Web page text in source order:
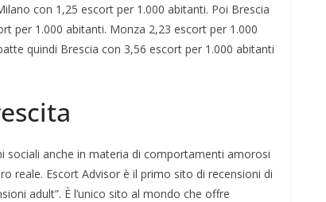
con 1,25 escort per 1.000 abitanti. Poi Brescia
per 1.000 abitanti. Monza 2,23 escort per 1.000
quindi Brescia con 3,56 escort per 1.000 abitanti
sociali anche in materia di comportamenti amorosi
reale. Escort Advisor è il primo sito di recensioni di
adult”. È l’unico sito al mondo che offre